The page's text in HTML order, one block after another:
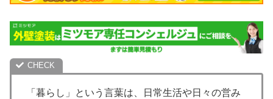
「暮らし」という言葉は、日常生活や日々の営み